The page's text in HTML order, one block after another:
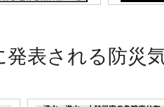
表される防災